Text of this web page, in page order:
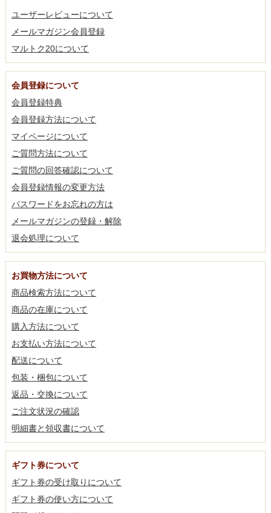
ユーザーレビューについて
メールマガジン会員登録
マルトク20について
会員登録について
会員登録特典
会員登録方法について
マイページについて
ご質問方法について
ご質問の回答確認について
会員登録情報の変更方法
パスワードをお忘れの方は
メールマガジンの登録・解除
退会処理について
お買物方法について
商品検索方法について
商品の在庫について
購入方法について
お支払い方法について
配送について
包装・梱包について
返品・交換について
ご注文状況の確認
明細書と領収書について
ギフト券について
ギフト券の受け取りについて
ギフト券の使い方について